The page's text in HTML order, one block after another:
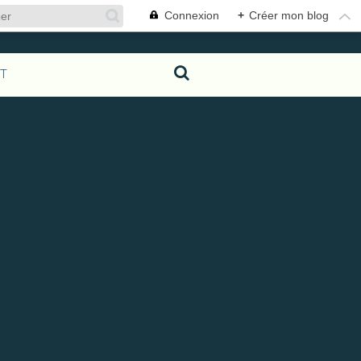
Connexion + Créer mon blog